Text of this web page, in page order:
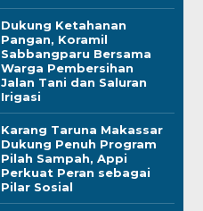
Dukung Ketahanan
Pangan, Koramil
Sabbangparu Bersama
Warga Pembersihan
Jalan Tani dan Saluran
Irigasi
Karang Taruna Makassar
Dukung Penuh Program
Pilah Sampah, Appi
Perkuat Peran sebagai
Pilar Sosial